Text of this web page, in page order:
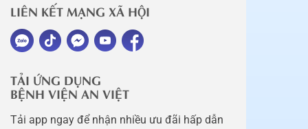
LIÊN KẾT MẠNG XÃ HỘI
TẢI ỨNG DỤNG
BỆNH VIỆN AN VIỆT
Tải app ngay để nhận nhiều ưu đãi hấp dẫn